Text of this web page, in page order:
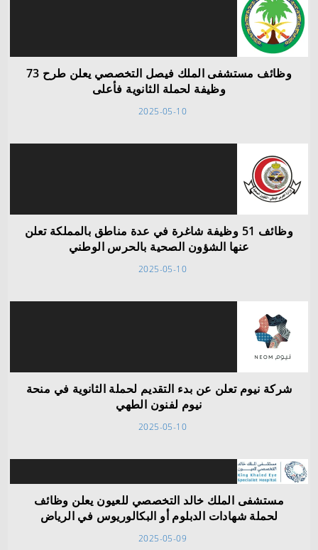
وظائف مستشفى الملك فيصل التخصصي يعلن طرح 73
وظيفة لحملة الثانوية فأعلى
2025-05-10
وظائف 51 وظيفة شاغرة في عدة مناطق بالمملكة تعلن
عنها الشؤون الصحية بالحرس الوطني
2025-05-10
شركة نيوم تعلن عن بدء التقديم لحملة الثانوية في منحة
نيوم لفنون الطهي
2025-05-10
مستشفى الملك خالد التخصصي للعيون يعلن وظائف
لحملة شهادات الدبلوم أو البكالوريوس في الرياض
2025-05-09